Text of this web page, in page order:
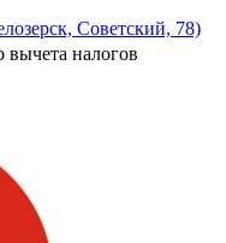
Советский, 78)
вычета налогов